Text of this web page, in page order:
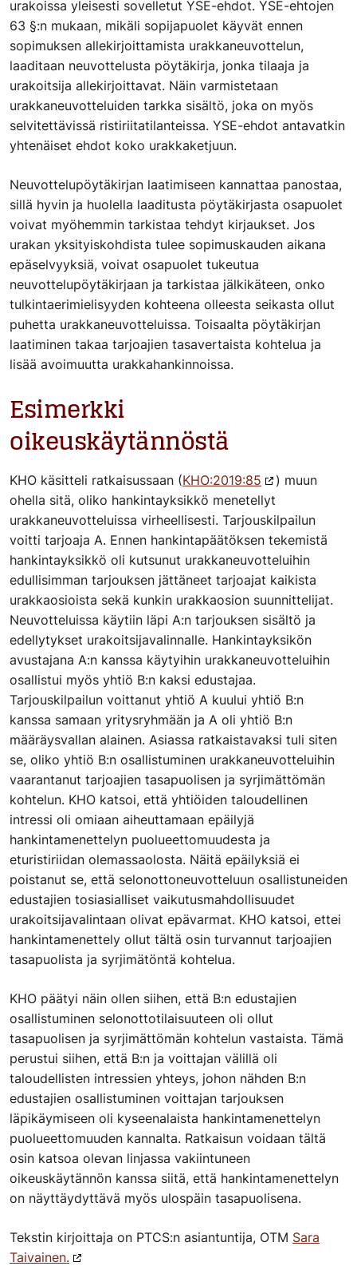
urakoissa yleisesti sovelletut YSE-ehdot. YSE-ehtojen
63 §:n mukaan, mikäli sopijapuolet käyvät ennen
sopimuksen allekirjoittamista urakkaneuvottelun,
laaditaan neuvottelusta pöytäkirja, jonka tilaaja ja
urakoitsija allekirjoittavat. Näin varmistetaan
urakkaneuvotteluiden tarkka sisältö, joka on myös
selvitettävissä ristiriitatilanteissa. YSE-ehdot antavatkin
yhtenäiset ehdot koko urakkaketjuun.
Neuvottelupöytäkirjan laatimiseen kannattaa panostaa,
sillä hyvin ja huolella laaditusta pöytäkirjasta osapuolet
voivat myöhemmin tarkistaa tehdyt kirjaukset. Jos
urakan yksityiskohdista tulee sopimuskauden aikana
epäselvyyksiä, voivat osapuolet tukeutua
neuvottelupöytäkirjaan ja tarkistaa jälkikäteen, onko
tulkintaerimielisyyden kohteena olleesta seikasta ollut
puhetta urakkaneuvotteluissa. Toisaalta pöytäkirjan
laatiminen takaa tarjoajien tasavertaista kohtelua ja
lisää avoimuutta urakkahankinnoissa.
Esimerkki
oikeuskäytännöstä
KHO käsitteli ratkaisussaan (KHO:2019:85
) muun
ohella sitä, oliko hankintayksikkö menetellyt
urakkaneuvotteluissa virheellisesti. Tarjouskilpailun
voitti tarjoaja A. Ennen hankintapäätöksen tekemistä
hankintayksikkö oli kutsunut urakkaneuvotteluihin
edullisimman tarjouksen jättäneet tarjoajat kaikista
urakkaosioista sekä kunkin urakkaosion suunnittelijat.
Neuvotteluissa käytiin läpi A:n tarjouksen sisältö ja
edellytykset urakoitsijavalinnalle. Hankintayksikön
avustajana A:n kanssa käytyihin urakkaneuvotteluihin
osallistui myös yhtiö B:n kaksi edustajaa.
Tarjouskilpailun voittanut yhtiö A kuului yhtiö B:n
kanssa samaan yritysryhmään ja A oli yhtiö B:n
määräysvallan alainen. Asiassa ratkaistavaksi tuli siten
se, oliko yhtiö B:n osallistuminen urakkaneuvotteluihin
vaarantanut tarjoajien tasapuolisen ja syrjimättömän
kohtelun. KHO katsoi, että yhtiöiden taloudellinen
intressi oli omiaan aiheuttamaan epäilyjä
hankintamenettelyn puolueettomuudesta ja
eturistiriidan olemassaolosta. Näitä epäilyksiä ei
poistanut se, että selonottoneuvotteluun osallistuneiden
edustajien tosiasialliset vaikutusmahdollisuudet
urakoitsijavalintaan olivat epävarmat. KHO katsoi, ettei
hankintamenettely ollut tältä osin turvannut tarjoajien
tasapuolista ja syrjimätöntä kohtelua.
KHO päätyi näin ollen siihen, että B:n edustajien
osallistuminen selonottotilaisuuteen oli ollut
tasapuolisen ja syrjimättömän kohtelun vastaista. Tämä
perustui siihen, että B:n ja voittajan välillä oli
taloudellisten intressien yhteys, johon nähden B:n
edustajien osallistuminen voittajan tarjouksen
läpikäymiseen oli kyseenalaista hankintamenettelyn
puolueettomuuden kannalta. Ratkaisun voidaan tältä
osin katsoa olevan linjassa vakiintuneen
oikeuskäytännön kanssa siitä, että hankintamenettelyn
on näyttäydyttävä myös ulospäin tasapuolisena.
Tekstin kirjoittaja on PTCS:n asiantuntija, OTM Sara
Taivainen.